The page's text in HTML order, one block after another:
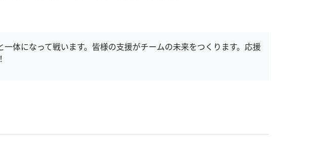
一体になって戦います。皆様の支援がチームの未来をつくります。応援